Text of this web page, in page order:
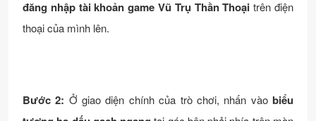
đăng nhập tài khoản game Vũ Trụ Thần Thoại trên điện
thoại của mình lên.
Bước 2: Ở giao diện chính của trò chơi, nhấn vàobiểu